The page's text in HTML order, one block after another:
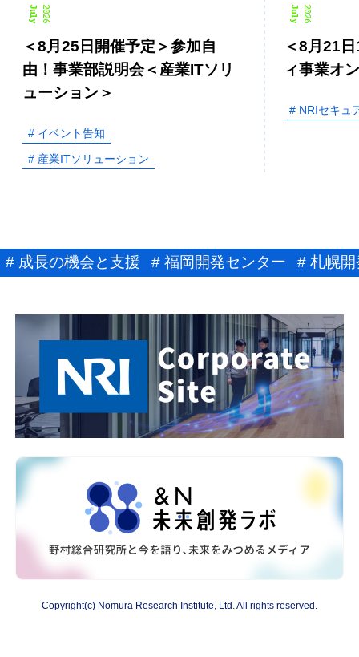
2026
July
＜8月25日開催予定＞参加自
由！事業部説明会＜産業ITソリ
ューション＞
# イベント告知
# 産業ITソリューション
2026
July
＜8月21
ィ事業オ
# NRIセキュ
# 成長の機会と支援 # 福岡開発センター # 札幌
Copyright(c) Nomura Research Institute, Ltd. All rights reserved.